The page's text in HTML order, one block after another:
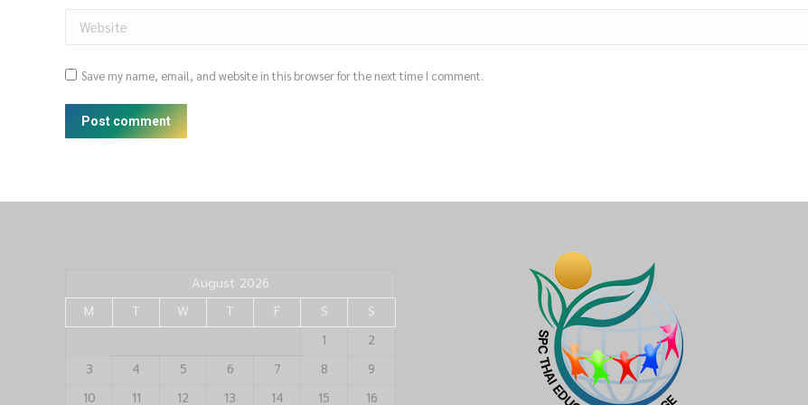
Website
Save my name, email, and website in this browser for the next time I comment.
Post comment
August 2026
M
T W T F S
S
1
2
3
4 5 6 7 8
9
10
11 12 13 14 15 16